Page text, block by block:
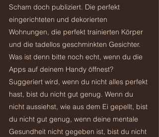
Scham doch publiziert. Die perfekt
eingerichteten und dekorierten
Wohnungen, die perfekt trainierten Körper
und die tadellos geschminkten Gesichter.
Was ist denn bitte noch echt, wenn du die
Apps auf deinem Handy öffnest?
Suggeriert wird, wenn du nicht alles perfekt
hast, bist du nicht gut genug. Wenn du
nicht aussiehst, wie aus dem Ei gepellt, bist
du nicht gut genug, wenn deine mentale
Gesundheit nicht gegeben ist, bist du nicht